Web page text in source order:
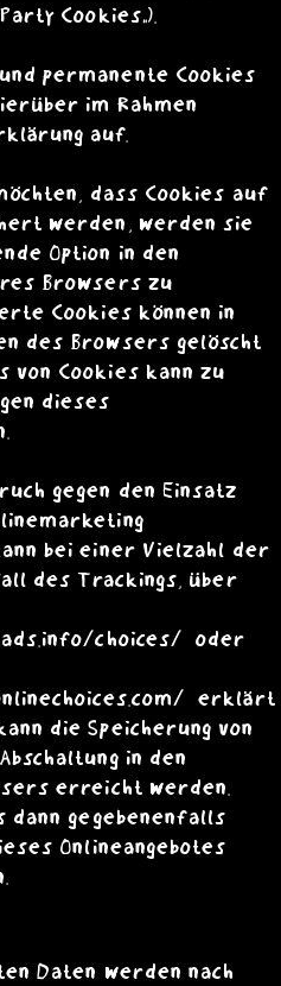
Cookies“).
permanente Cookies
im Rahmen
auf.
dass Cookies auf
werden, werden sie
Option in den
Browsers zu
Cookies können in
des Browsers gelöscht
von Cookies kann zu
dieses
gegen den Einsatz
bei einer Vielzahl der
des Trackings, über
choices/
oder
erklärt
die Speicherung von
in den
erreicht werden.
dann gegebenenfalls
Onlineangebotes
Daten werden nach